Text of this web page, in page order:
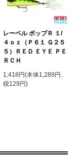
レーベル ポップＲ １/
４ｏｚ（Ｐ６１ Ｇ２５
５）ＲＥＤ ＥＹＥ ＰＥ
ＲＣＨ
1,418円(本体1,289円、
税129円)